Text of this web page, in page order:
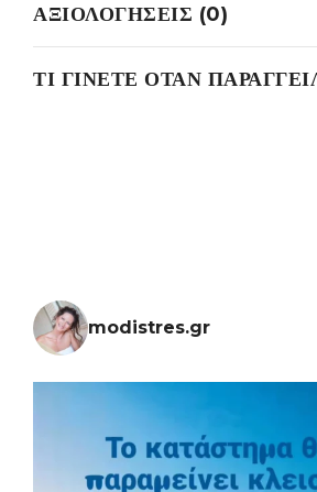
ΑΞΙΟΛΟΓΉΣΕΙΣ (0)
ΤΙ ΓΊΝΕΤΕ ΌΤΑΝ
modistres.gr